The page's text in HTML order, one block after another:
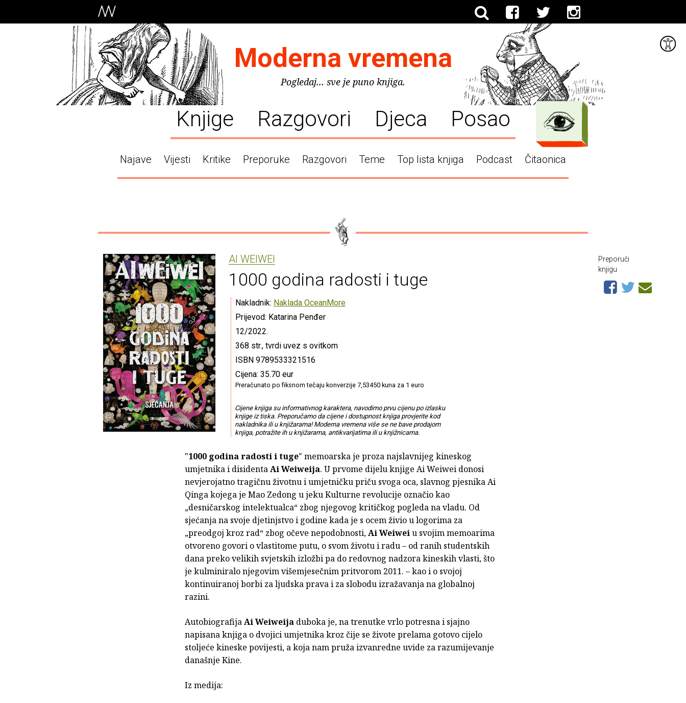
Moderna vremena
Pogledaj... sve je puno knjiga.
Knjige Razgovori Djeca Posao
Najave Vijesti Kritike Preporuke Razgovori Teme Top lista knjiga Podcast Čitaonica
AI WEIWEI
1000 godina radosti i tuge
Nakladnik: Naklada OceanMore
Prijevod: Katarina Penđer
12/2022.
368 str., tvrdi uvez s ovitkom
ISBN 9789533321516
Cijena: 35.70 eur
Preračunato po fiksnom tečaju konverzije 7,53450 kuna za 1 euro
Cijene knjiga su informativnog karaktera, navodimo prvu cijenu po izlasku
knjige iz tiska. Preporučamo da cijene i dostupnost knjiga provjerite kod
nakladnika ili u knjižarama! Moderna vremena više se ne bave prodajom
knjiga, potražite ih u knjižarama, antikvarijatima ili u knjižnicama.
"1000 godina radosti i tuge" memoarska je proza najslavnijeg kineskog
umjetnika i disidentaAi Weiweija. U prvome dijelu knjige Ai Weiwei donosi
nevjerojatno tragičnu životnu i umjetničku priču svoga oca, slavnog pjesnika Ai
Qinga kojega je Mao Zedong u jeku Kulturne revolucije označio kao
„desničarskog intelektualca“ zbog njegovog kritičkog pogleda na vladu. Od
sjećanja na svoje djetinjstvo i godine kada je s ocem živio u logorima za
„preodgoj kroz rad“ zbog očeve nepodobnosti,Ai Weiweiu svojim memoarima
otvoreno govori o vlastitome putu, o svom životu i radu – od ranih studentskih
dana preko velikih svjetskih izložbi pa do redovnog nadzora kineskih vlasti, što
je kulminiralo njegovim višemjesečnim pritvorom 2011. – kao i o svojoj
kontinuiranoj borbi za ljudska prava i za slobodu izražavanja na globalnoj
razini.
AutobiografijaAi Weiweija duboka je, na trenutke vrlo potresna i sjajno
napisana knjiga o dvojici umjetnika kroz čije se živote prelama gotovo cijelo
stoljeće kineske povijesti, a koja nam pruža izvanredne uvide za razumijevanje
današnje Kine.
Iz medija:
Preporuči
knjigu